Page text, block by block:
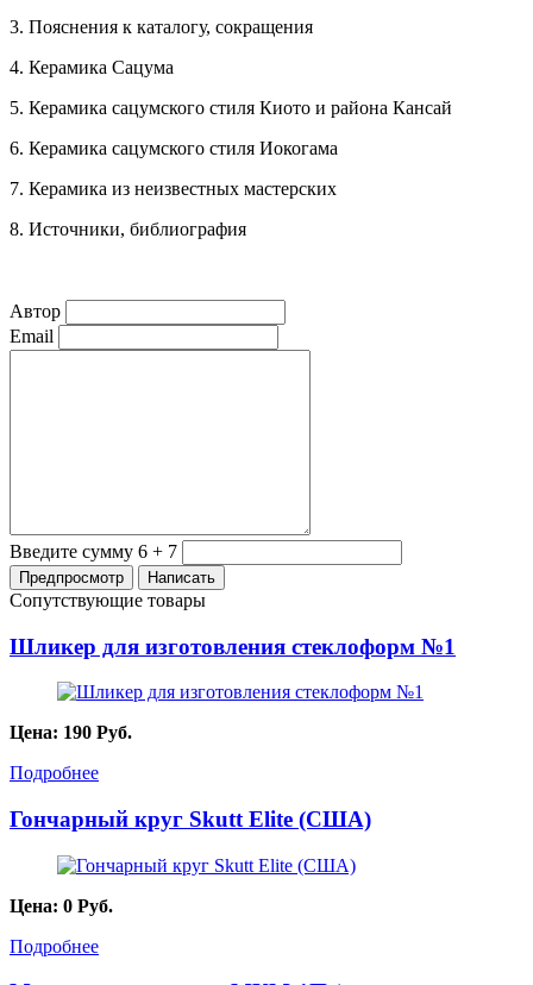
3. Пояснения к каталогу, сокращения
4. Керамика Сацума
5. Керамика сацумского стиля Киото и района Кансай
6. Керамика сацумского стиля Иокогама
7. Керамика из неизвестных мастерских
8. Источники, библиография
Автор
Email
Введите сумму 6 + 7
Сопутствующие товары
Шликер для изготовления стеклоформ №1
Цена: 190 Руб.
Подробнее
Гончарный круг Skutt Elite (США)
Цена: 0 Руб.
Подробнее